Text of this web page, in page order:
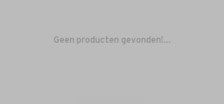
Geen producten gevonden!...